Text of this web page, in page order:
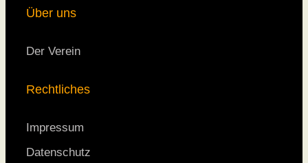
Über uns
Der Verein
Rechtliches
Impressum
Datenschutz